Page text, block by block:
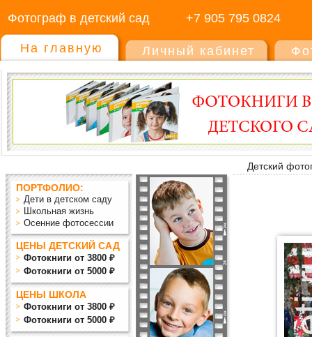
Фотограф в детский сад +7 905 795 0824
На главную Личный кабинет
Детский
ПОРТФОЛИО:
Дети в детском саду
Школьная жизнь
Осенние фотосессии
ЦЕНЫ ДЕТСКИЙ САД
Фотокниги от 3800 ₽
Фотокниги от 5000 ₽
ЦЕНЫ ШКОЛА
Фотокниги от 3800 ₽
Фотокниги от 5000 ₽